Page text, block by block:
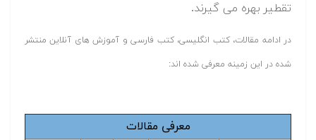
تقطیر بهره می گیرند.
در ادامه مقالات، کتب انگلیسی، کتب فارسی و آموزش های آنلاین منتشر
شده در این زمینه معرفی شده اند:
معرفی مقالات